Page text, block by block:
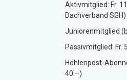
Aktivmitglied: Fr.
Dachverband SGH)
Juniorenmitglied
Passivmitglied: Fr.
Höhlenpost-
40.–)